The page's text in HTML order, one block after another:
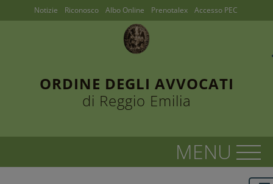
ORDINE DEGLI AVVOCATI
di Reggio Emilia
Notizie Riconosco Albo Online Prenotalex Accesso PEC